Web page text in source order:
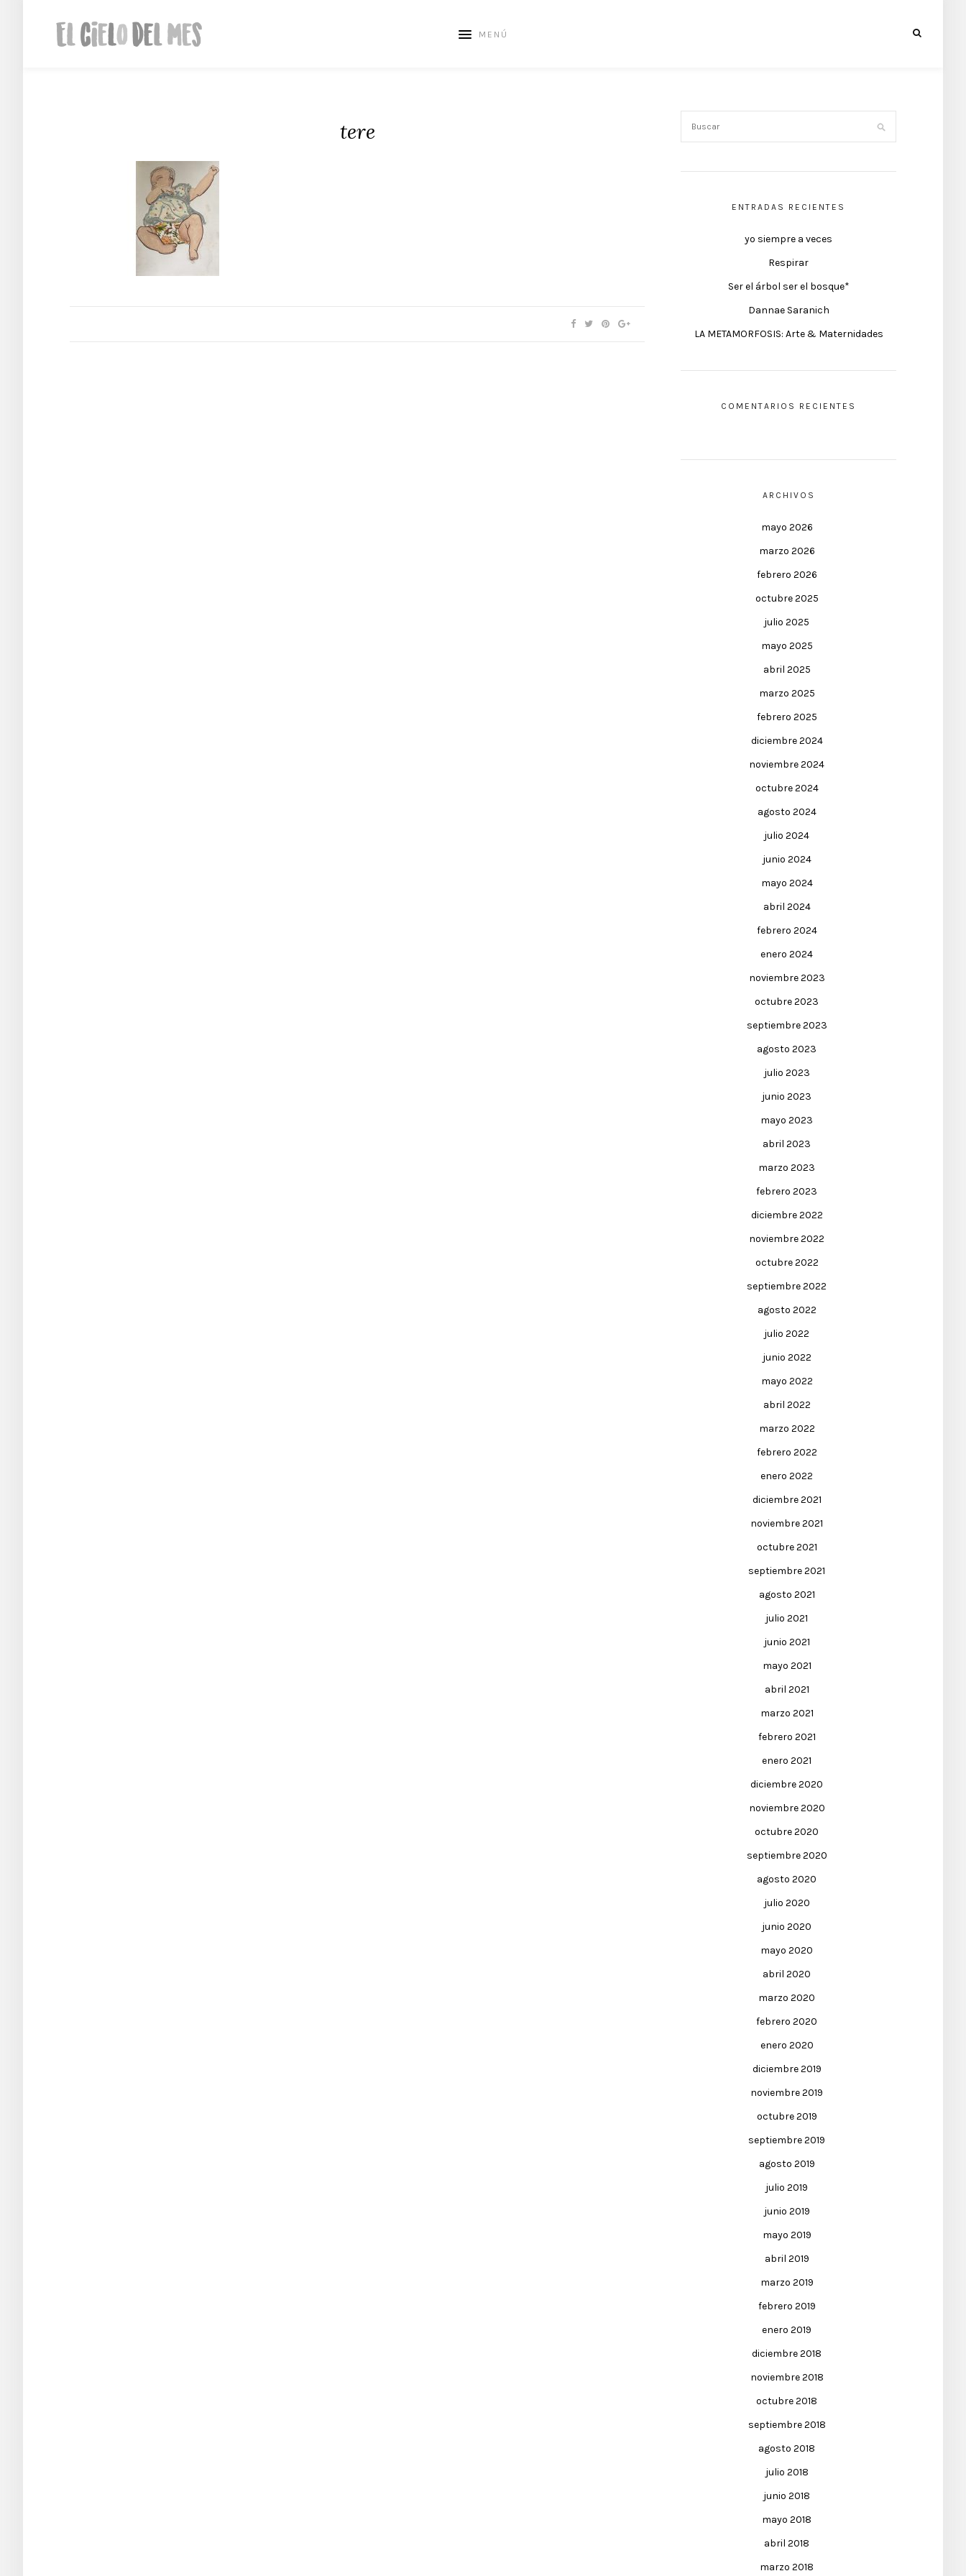
MENÚ
tere
ENTRADAS RECIENTES
yo siempre a veces
Respirar
Ser el árbol ser el bosque*
Dannae Saranich
LA METAMORFOSIS: Arte & Maternidades
COMENTARIOS RECIENTES
ARCHIVOS
mayo 2026
marzo 2026
febrero 2026
octubre 2025
julio 2025
mayo 2025
abril 2025
marzo 2025
febrero 2025
diciembre 2024
noviembre 2024
octubre 2024
agosto 2024
julio 2024
junio 2024
mayo 2024
abril 2024
febrero 2024
enero 2024
noviembre 2023
octubre 2023
septiembre 2023
agosto 2023
julio 2023
junio 2023
mayo 2023
abril 2023
marzo 2023
febrero 2023
diciembre 2022
noviembre 2022
octubre 2022
septiembre 2022
agosto 2022
julio 2022
junio 2022
mayo 2022
abril 2022
marzo 2022
febrero 2022
enero 2022
diciembre 2021
noviembre 2021
octubre 2021
septiembre 2021
agosto 2021
julio 2021
junio 2021
mayo 2021
abril 2021
marzo 2021
febrero 2021
enero 2021
diciembre 2020
noviembre 2020
octubre 2020
septiembre 2020
agosto 2020
julio 2020
junio 2020
mayo 2020
abril 2020
marzo 2020
febrero 2020
enero 2020
diciembre 2019
noviembre 2019
octubre 2019
septiembre 2019
agosto 2019
julio 2019
junio 2019
mayo 2019
abril 2019
marzo 2019
febrero 2019
enero 2019
diciembre 2018
noviembre 2018
octubre 2018
septiembre 2018
agosto 2018
julio 2018
junio 2018
mayo 2018
abril 2018
marzo 2018